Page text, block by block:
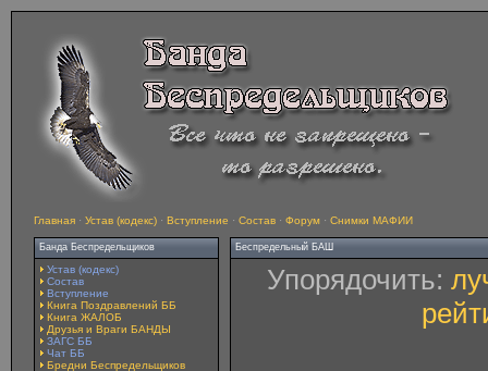
Главная · Устав (кодекс) · Вступление · Состав · Форум · Снимки МАФИИ
Банда Беспредельщиков
Устав (кодекс)
Состав
Вступление
Книга Поздравлений ББ
Книга ЖАЛОБ
Друзья и Враги БАНДЫ
ЗАГС ББ
Чат ББ
Бредни Беспредельщиков
Беспредельный БАШ
Упорядочить: